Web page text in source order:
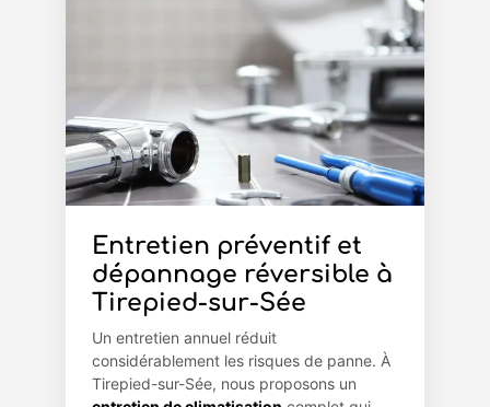
Entretien préventif et
dépannage réversible à
Tirepied-sur-Sée
Un entretien annuel réduit
considérablement les risques de panne. À
Tirepied-sur-Sée, nous proposons un